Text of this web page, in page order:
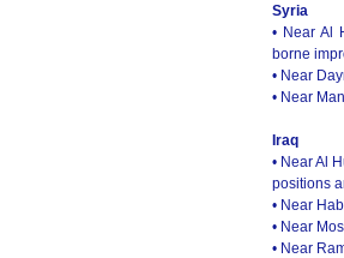
Syria
• Near Al
borne
• Near
• Near
Iraq
• Near Al
positions
• Near
• Near
• Near